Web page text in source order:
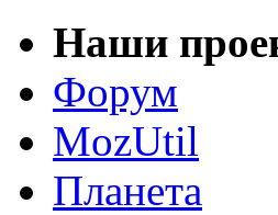
Наши
Форум
MozUtil
Планета